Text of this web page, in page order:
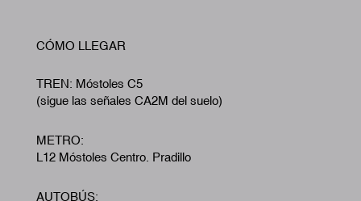
CÓMO LLEGAR
TREN: Móstoles C5
(sigue las señales CA2M del suelo)
METRO:
L12 Móstoles Centro. Pradillo
AUTOBÚS: